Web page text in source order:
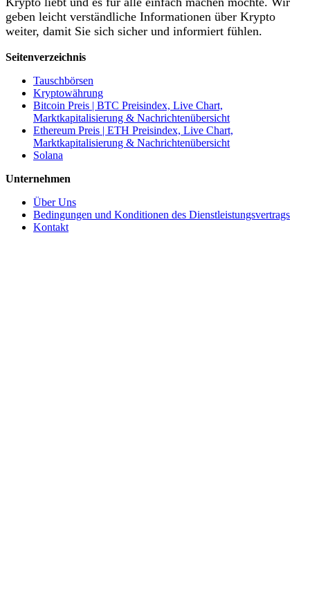
geben leicht verständliche Informationen über Krypto
weiter, damit Sie sich sicher und informiert fühlen.
Seitenverzeichnis
Tauschbörsen
Kryptowährung
Bitcoin Preis | BTC Preisindex, Live Chart,
Marktkapitalisierung & Nachrichtenübersicht
Ethereum Preis | ETH Preisindex, Live Chart,
Marktkapitalisierung & Nachrichtenübersicht
Solana
Unternehmen
Über Uns
Bedingungen und Konditionen des Dienstleistungsvertrags
Kontakt